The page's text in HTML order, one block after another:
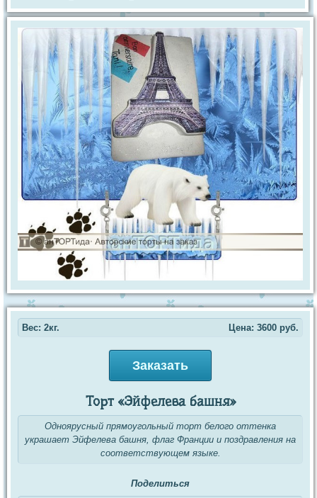
Вес: 2кг. Цена: 3600 руб.
Заказать
Торт «Эйфелева башня»
Одноярусный прямоугольный торт белого оттенка
украшает Эйфелева башня, флаг Франции и поздравления на
соответствующем языке.
Поделиться